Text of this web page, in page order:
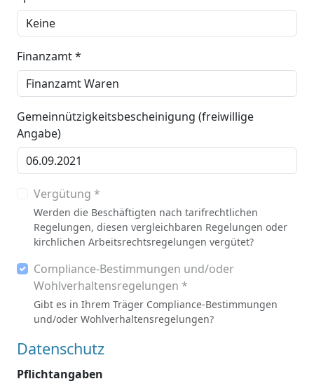
Finanzamt *
Gemeinnützigkeitsbescheinigung (freiwillige
Angabe)
Vergütung *
Werden die Beschäftigten nach tarifrechtlichen
Regelungen, diesen vergleichbaren Regelungen oder
kirchlichen Arbeitsrechtsregelungen vergütet?
Compliance-Bestimmungen und/oder
Wohlverhaltensregelungen *
Gibt es in Ihrem Träger Compliance-Bestimmungen
und/oder Wohlverhaltensregelungen?
Datenschutz
Pflichtangaben